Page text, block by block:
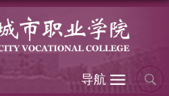
导航